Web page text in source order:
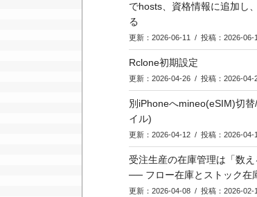
でhosts、資格情報に追加し
る
更新：2026-06-11 / 投稿：2026-06-
Rclone初期設定
更新：2026-04-26 / 投稿：2026-04-
別iPhoneへmineo(eSIM)切
イル)
更新：2026-04-12 / 投稿：2026-04-
受注生産の在庫管理は「数
── フロー在庫とストック在
更新：2026-04-08 / 投稿：2026-02-